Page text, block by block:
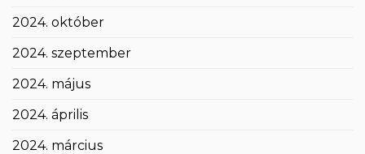
2024. október
2024. szeptember
2024. május
2024. április
2024. március